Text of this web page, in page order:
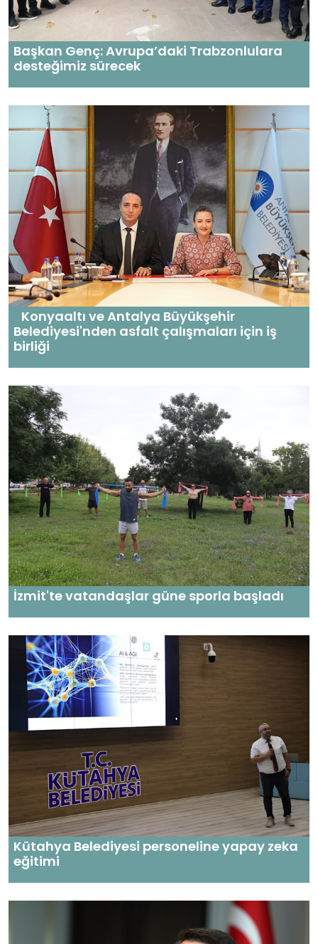
Başkan Genç: Avrupa’daki Trabzonlulara
desteğimiz sürecek
Konyaaltı ve Antalya Büyükşehir
Belediyesi'nden asfalt çalışmaları için iş
birliği
İzmit'te vatandaşlar güne sporla başladı
Kütahya Belediyesi personeline yapay zeka
eğitimi